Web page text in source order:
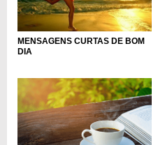
MENSAGENS CURTAS DE BOM
DIA